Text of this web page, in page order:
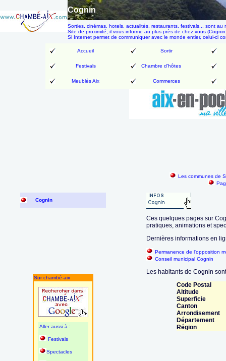
Cognin
Sorties, cinémas, hotels, actualités, restaurants, festivals... sont
Site de proximité, il vous informe au plus près de chez vous
Si Internet permet de communiquer avec le monde entier, celui-ci
Accueil Sortir
Festivals Chambre d'hôtes
Meublés Aix Commerces
Les communes de
Cognin
Sur chambé-aix
Aller aussi à :
Festivals
Spectacles
Ces quelques pages sur
pratiques, animations et
Dernières informations en
Permanence de l'opposition
Conseil municipal Cognin
Les habitants de Cognin
Code Postal
Altitude
Superficie
Canton
Arrondisement
Département
Région